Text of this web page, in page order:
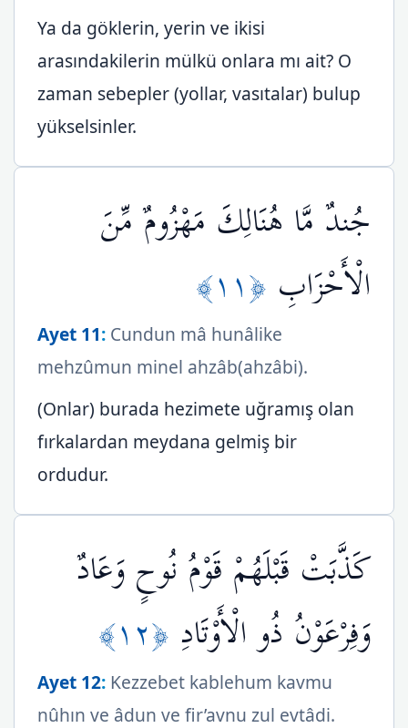
Ya da göklerin, yerin ve ikisi
arasındakilerin mülkü onlara mı ait? O
zaman sebepler (yollar, vasıtalar) bulup
yükselsinler.
جُندٌ مَّا هُنَالِكَ مَهْزُومٌ مِّنَ
الْأَحْزَابِ ﴿١١﴾
Ayet 11: Cundun mâ hunâlike
mehzûmun minel ahzâb(ahzâbi).
(Onlar) burada hezimete uğramış olan
fırkalardan meydana gelmiş bir
ordudur.
كَذَّبَتْ قَبْلَهُمْ قَوْمُ نُوحٍ وَعَادٌ
وَفِرْعَوْنُ ذُو الْأَوْتَادِ ﴿١٢﴾
Ayet 12: Kezzebet kablehum kavmu
nûhın ve âdun ve fir’avnu zul evtâdi.